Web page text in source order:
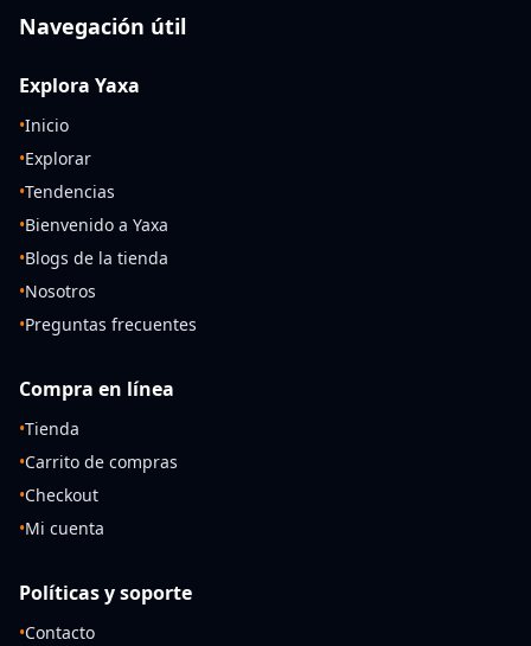
Navegación útil
Explora Yaxa
•Inicio
•Explorar
•Tendencias
•Bienvenido a Yaxa
•Blogs de la tienda
•Nosotros
•Preguntas frecuentes
Compra en línea
•Tienda
•Carrito de compras
•Checkout
•Mi cuenta
Políticas y soporte
•Contacto